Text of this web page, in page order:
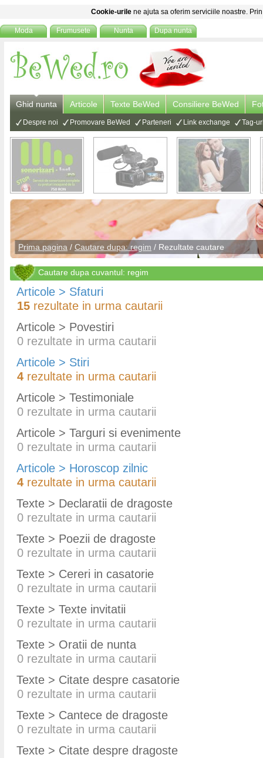
Cookie-urile ne ajuta sa oferim serviciile noastre.
Moda Frumusete Nunta Dupa nunta
Ghid nunta Articole Texte BeWed Consiliere BeWed
Despre noi Promovare BeWed Parteneri Link exchange Tag-
Prima pagina / Cautare dupa: regim / Rezultate cautare
Cautare dupa cuvantul: regim
Articole > Sfaturi
15 rezultate in urma cautarii
Articole > Povestiri
0 rezultate in urma cautarii
Articole > Stiri
4 rezultate in urma cautarii
Articole > Testimoniale
0 rezultate in urma cautarii
Articole > Targuri si evenimente
0 rezultate in urma cautarii
Articole > Horoscop zilnic
4 rezultate in urma cautarii
Texte > Declaratii de dragoste
0 rezultate in urma cautarii
Texte > Poezii de dragoste
0 rezultate in urma cautarii
Texte > Cereri in casatorie
0 rezultate in urma cautarii
Texte > Texte invitatii
0 rezultate in urma cautarii
Texte > Oratii de nunta
0 rezultate in urma cautarii
Texte > Citate despre casatorie
0 rezultate in urma cautarii
Texte > Cantece de dragoste
0 rezultate in urma cautarii
Texte > Citate despre dragoste